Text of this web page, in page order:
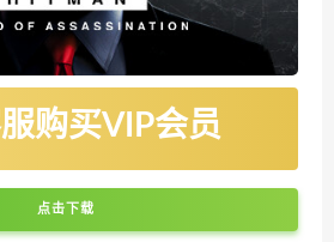
购买VIP会员
点击下载